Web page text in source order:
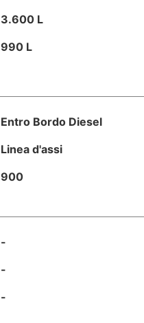
3.600 L
990 L
Entro Bordo Diesel
Linea d'assi
900
-
-
-